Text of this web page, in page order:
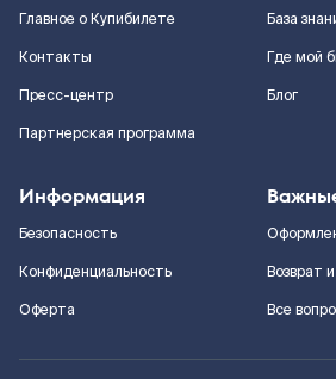
Главное о Купибилете
Контакты
Пресс-центр
Партнерская программа
База
Где мой
Блог
Информация
Безопасность
Конфиденциальность
Оферта
Возврат
Все